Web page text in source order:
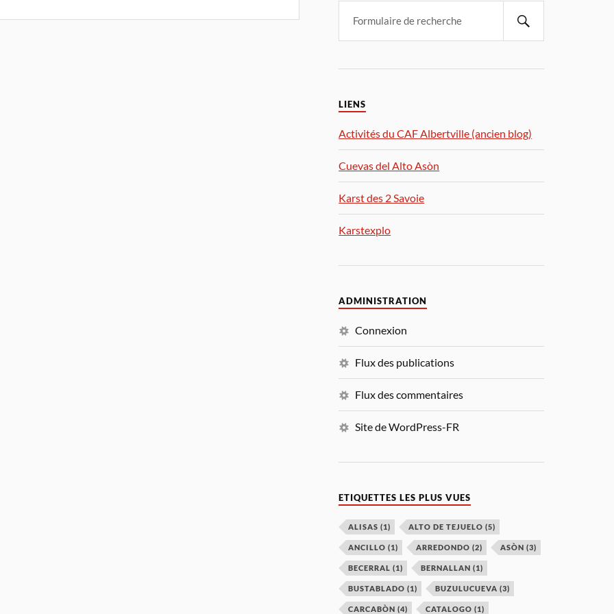
LIENS
Activités du CAF Albertville (ancien blog)
Cuevas del Alto Asòn
Karst des 2 Savoie
Karstexplo
ADMINISTRATION
Connexion
Flux des publications
Flux des commentaires
Site de WordPress-FR
ETIQUETTES LES PLUS VUES
ALISAS (1) ALTO DE TEJUELO (5)
ANCILLO (1) ARREDONDO (2) ASÒN (3)
BECERRAL (1) BERNALLAN (1)
BUSTABLADO (1) BUZULUCUEVA (3)
CARCABÒN (4) CATALOGO (1)